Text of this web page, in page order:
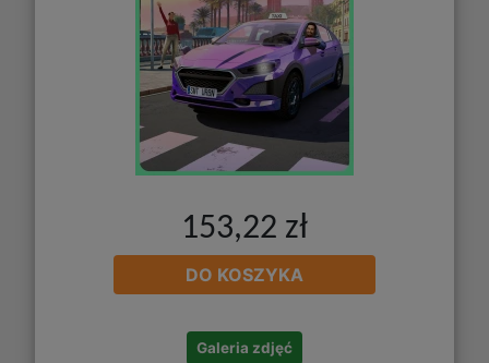
153,22 zł
DO KOSZYKA
Galeria zdjęć